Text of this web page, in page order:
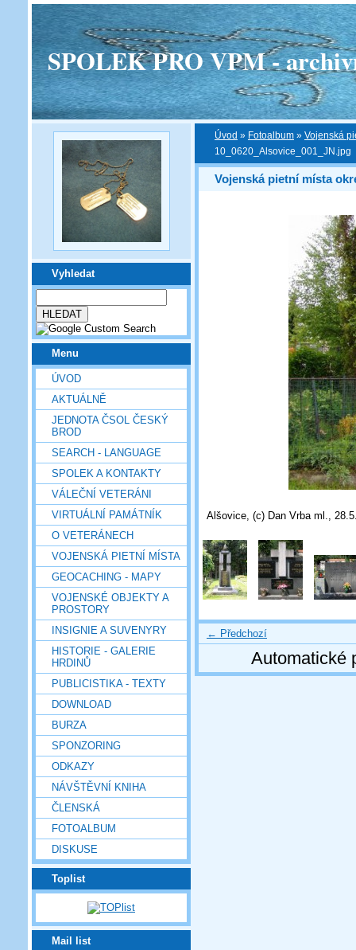
SPOLEK PRO VPM -
Vyhledat
Menu
ÚVOD
AKTUÁLNĚ
JEDNOTA ČSOL ČESKÝ
BROD
SEARCH - LANGUAGE
SPOLEK A KONTAKTY
VÁLEČNÍ VETERÁNI
VIRTUÁLNÍ PAMÁTNÍK
O VETERÁNECH
VOJENSKÁ PIETNÍ MÍSTA
GEOCACHING - MAPY
VOJENSKÉ OBJEKTY A
PROSTORY
INSIGNIE A SUVENYRY
HISTORIE - GALERIE
HRDINŮ
PUBLICISTIKA - TEXTY
DOWNLOAD
BURZA
SPONZORING
ODKAZY
NÁVŠTĚVNÍ KNIHA
ČLENSKÁ
FOTOALBUM
DISKUSE
Toplist
Mail list
Úvod » Fotoalbum » Vojenská
10_0620_Alsovice_001_JN.jpg
Vojenská pietní místa
Alšovice, (c) Dan Vrba ml.,
← Předchozí
Automatické